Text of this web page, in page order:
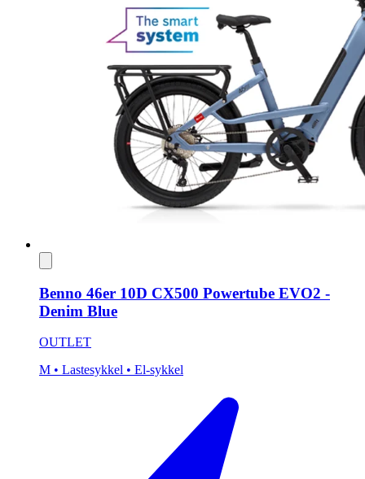
Benno 46er 10D CX500 Powertube EVO2 -
Denim Blue
OUTLET
M • Lastesykkel • El-sykkel